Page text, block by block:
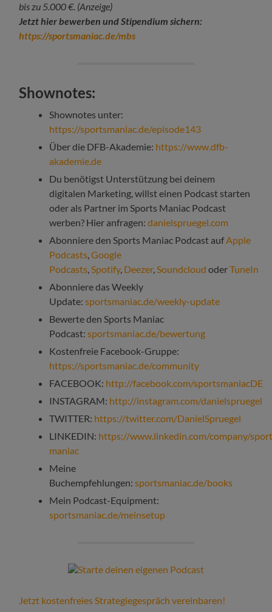
bis zu 5.000 €. (Anzeige)
Jetzt hier bewerben und Stipendium sichern:
https://sportsmaniac.de/mbs
Shownotes:
Shownotes unter:
https://sportsmaniac.de/episode143
Über die DFB-Akademie: https://www.dfb-
akademie.de
Du benötigst Unterstützung bei deinem
digitalen Marketing, willst einen Podcast starten
oder als Partner im Sports Maniac Podcast
werben? Hier anfragen:danielspruegel.com
Abonniere den Sports Maniac Podcast aufApple
Podcasts,Google
Podcasts,Spotify, Deezer,Soundcloud oderTuneIn
Abonniere das Weekly
Update:sportsmaniac.de/weekly-update
Bewerte den Sports Maniac
Podcast:sportsmaniac.de/bewertung
Kostenfreie Facebook-Gruppe:
https://sportsmaniac.de/community
FACEBOOK: http://facebook.com/sportsmaniacDE
INSTAGRAM: http://instagram.com/danielspruegel
TWITTER: https://twitter.com/DanielSpruegel
LINKEDIN: https://www.linkedin.com/company/
maniac
Meine
Buchempfehlungen:sportsmaniac.de/books
Mein Podcast-Equipment:
sportsmaniac.de/meinsetup
Jetzt kostenfreies Strategiegespräch vereinbaren!